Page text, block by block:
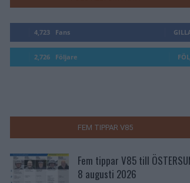
4,723 Fans
2,726 Följare
FEM TIPPAR V85
Fem tippar V85 till
8 augusti 2026